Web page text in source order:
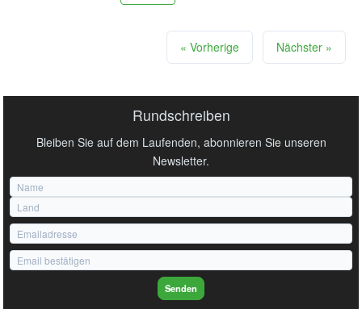
« Vorherige Nächster »
Rundschreiben
Bleiben Sie auf dem Laufenden, abonnieren Sie unseren
Newsletter.
Senden